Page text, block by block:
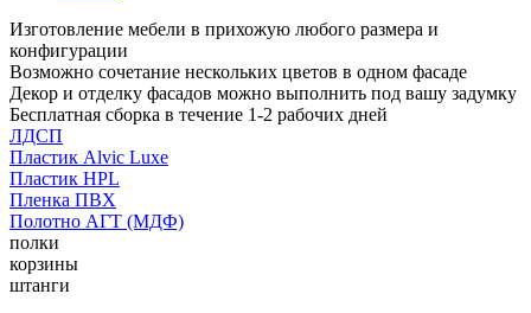
Изготовление мебели в прихожую любого размера и
конфигурации
Возможно сочетание нескольких цветов в одном фасаде
Декор и отделку фасадов можно выполнить под вашу задумку
Бесплатная сборка в течение 1-2 рабочих дней
ЛДСП
Пластик Alvic Luxe
Пластик HPL
Пленка ПВХ
Полотно АГТ (МДФ)
полки
корзины
штанги